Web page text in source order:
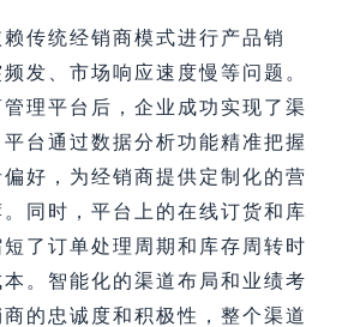
传统经销商模式进行产品销
发、市场响应速度慢等问题。
理平台后，企业成功实现了渠
台通过数据分析功能精准把握
好，为经销商提供定制化的营
同时，平台上的在线订货和库
了订单处理周期和库存周转时
。智能化的渠道布局和业绩考
的忠诚度和积极性，整个渠道